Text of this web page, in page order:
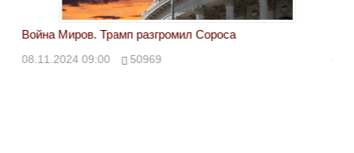
Война Миров. Трамп разгромил Сороса
08.11.2024 09:00 50969